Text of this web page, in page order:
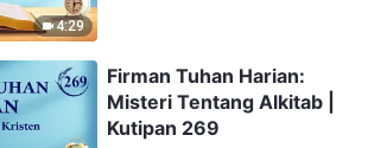
4:29
Firman Tuhan Harian:
Misteri Tentang Alkitab |
Kutipan 269